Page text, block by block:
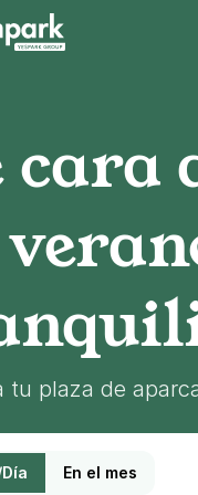
cara
tu plaza de
En el mes